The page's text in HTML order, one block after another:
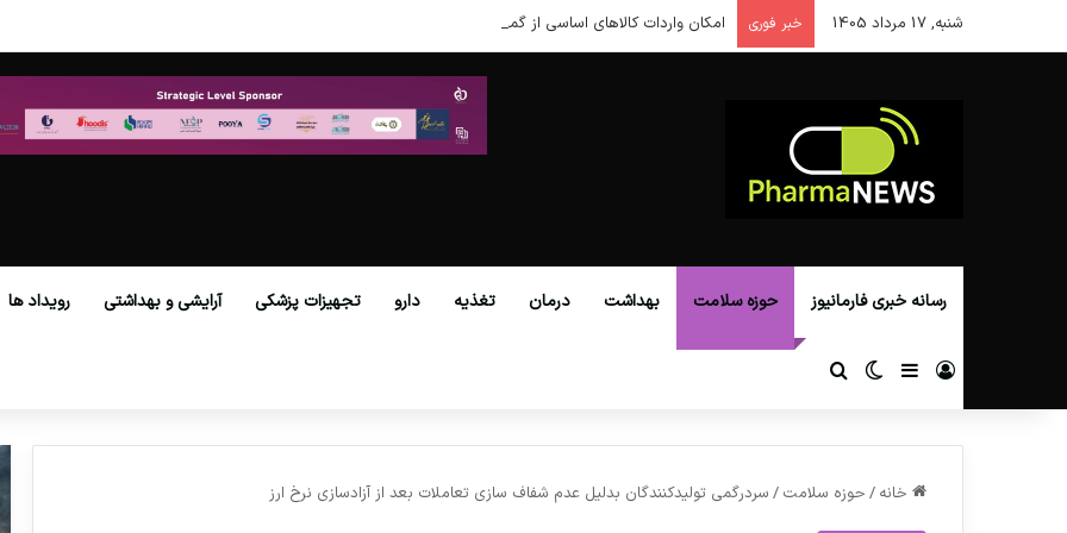
شنبه, 17 مرداد 1405 خبر فوری امکان واردات کالاهای اساسی از گمرکات همه استان‌ها فراهم شد.
رسانه خبری فارمانیوز حوزه سلامت بهداشت درمان تغذیه دارو تجهیزات پزشکی آرایشی و بهداشتی رویداد ها
ورود سایدبارتغییر پوسته
خانه / حوزه سلامت / سردرگمي توليدكنندگان بدليل عدم شفاف سازي تعاملات بعد از آزادسازي نرخ ارز